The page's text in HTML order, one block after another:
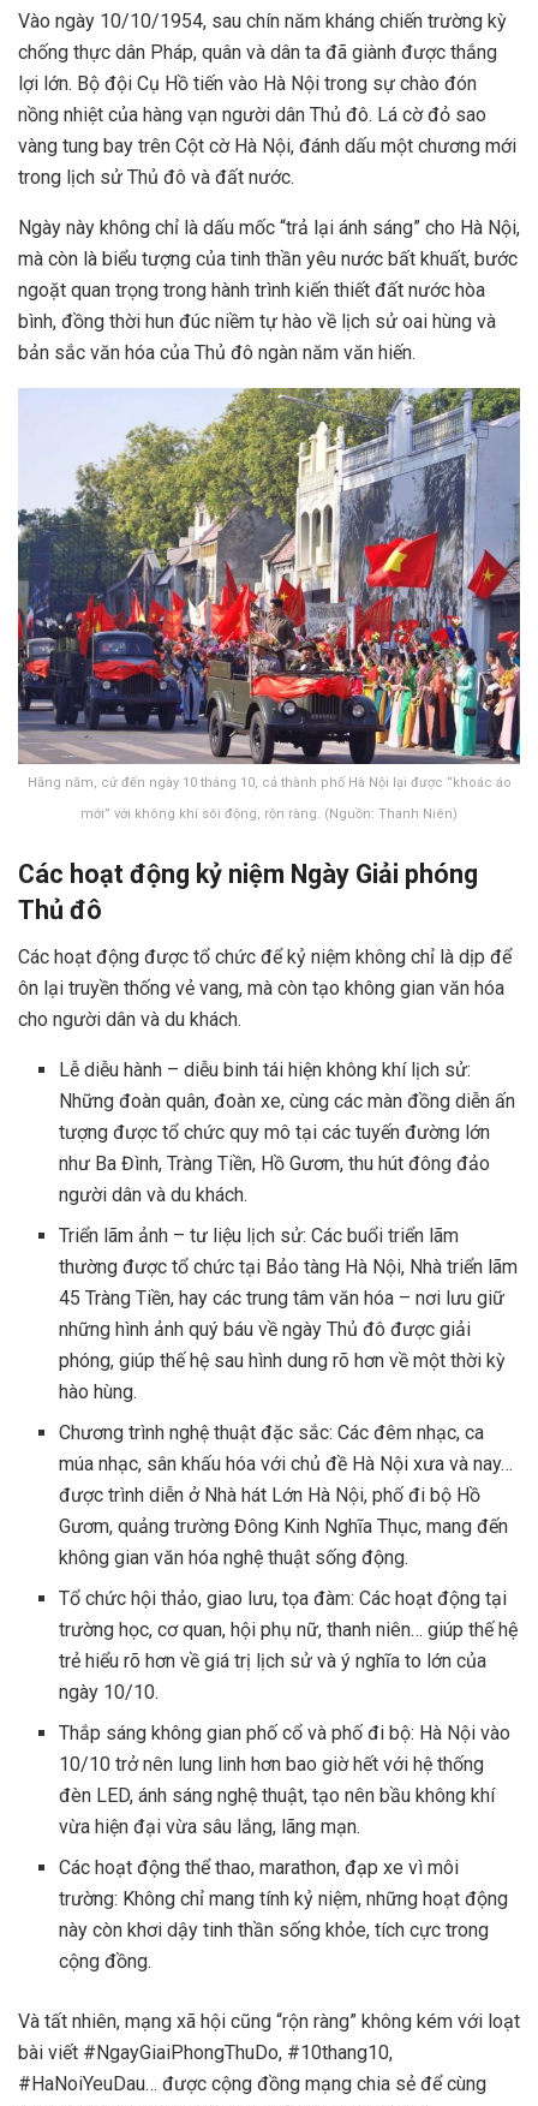
Vào ngày 10/10/1954, sau chín năm kháng chiến trường kỳ
chống thực dân Pháp, quân và dân ta đã giành được thắng
lợi lớn. Bộ đội Cụ Hồ tiến vào Hà Nội trong sự chào đón
nồng nhiệt của hàng vạn người dân Thủ đô. Lá cờ đỏ sao
vàng tung bay trên Cột cờ Hà Nội, đánh dấu một chương mới
trong lịch sử Thủ đô và đất nước.
Ngày này không chỉ là dấu mốc “trả lại ánh sáng” cho Hà Nội,
mà còn là biểu tượng của tinh thần yêu nước bất khuất, bước
ngoặt quan trọng trong hành trình kiến thiết đất nước hòa
bình, đồng thời hun đúc niềm tự hào về lịch sử oai hùng và
bản sắc văn hóa của Thủ đô ngàn năm văn hiến.
Hằng năm, cứ đến ngày 10 tháng 10, cả thành phố Hà Nội lại được “khoác áo
mới” với không khí sôi động, rộn ràng. (Nguồn: Thanh Niên)
Các hoạt động kỷ niệm Ngày Giải phóng
Thủ đô
Các hoạt động được tổ chức để kỷ niệm không chỉ là dịp để
ôn lại truyền thống vẻ vang, mà còn tạo không gian văn hóa
cho người dân và du khách.
Lễ diễu hành – diễu binh tái hiện không khí lịch sử:
Những đoàn quân, đoàn xe, cùng các màn đồng diễn ấn
tượng được tổ chức quy mô tại các tuyến đường lớn
như Ba Đình, Tràng Tiền, Hồ Gươm, thu hút đông đảo
người dân và du khách.
Triển lãm ảnh – tư liệu lịch sử: Các buổi triển lãm
thường được tổ chức tại Bảo tàng Hà Nội, Nhà triển lãm
45 Tràng Tiền, hay các trung tâm văn hóa – nơi lưu giữ
những hình ảnh quý báu về ngày Thủ đô được giải
phóng, giúp thế hệ sau hình dung rõ hơn về một thời kỳ
hào hùng.
Chương trình nghệ thuật đặc sắc: Các đêm nhạc, ca
múa nhạc, sân khấu hóa với chủ đề Hà Nội xưa và nay…
được trình diễn ở Nhà hát Lớn Hà Nội, phố đi bộ Hồ
Gươm, quảng trường Đông Kinh Nghĩa Thục, mang đến
không gian văn hóa nghệ thuật sống động.
Tổ chức hội thảo, giao lưu, tọa đàm: Các hoạt động tại
trường học, cơ quan, hội phụ nữ, thanh niên… giúp thế hệ
trẻ hiểu rõ hơn về giá trị lịch sử và ý nghĩa to lớn của
ngày 10/10.
Thắp sáng không gian phố cổ và phố đi bộ: Hà Nội vào
10/10 trở nên lung linh hơn bao giờ hết với hệ thống
đèn LED, ánh sáng nghệ thuật, tạo nên bầu không khí
vừa hiện đại vừa sâu lắng, lãng mạn.
Các hoạt động thể thao, marathon, đạp xe vì môi
trường: Không chỉ mang tính kỷ niệm, những hoạt động
này còn khơi dậy tinh thần sống khỏe, tích cực trong
cộng đồng.
Và tất nhiên, mạng xã hội cũng “rộn ràng” không kém với loạt
bài viết #NgayGiaiPhongThuDo, #10thang10,
#HaNoiYeuDau… được cộng đồng mạng chia sẻ để cùng